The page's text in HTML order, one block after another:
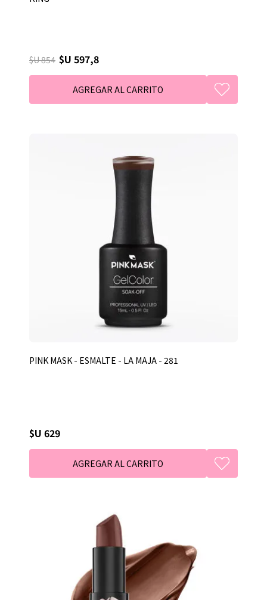
$U 854 $U 597,8
PINK MASK - ESMALTE - LA MAJA - 281
$U 629